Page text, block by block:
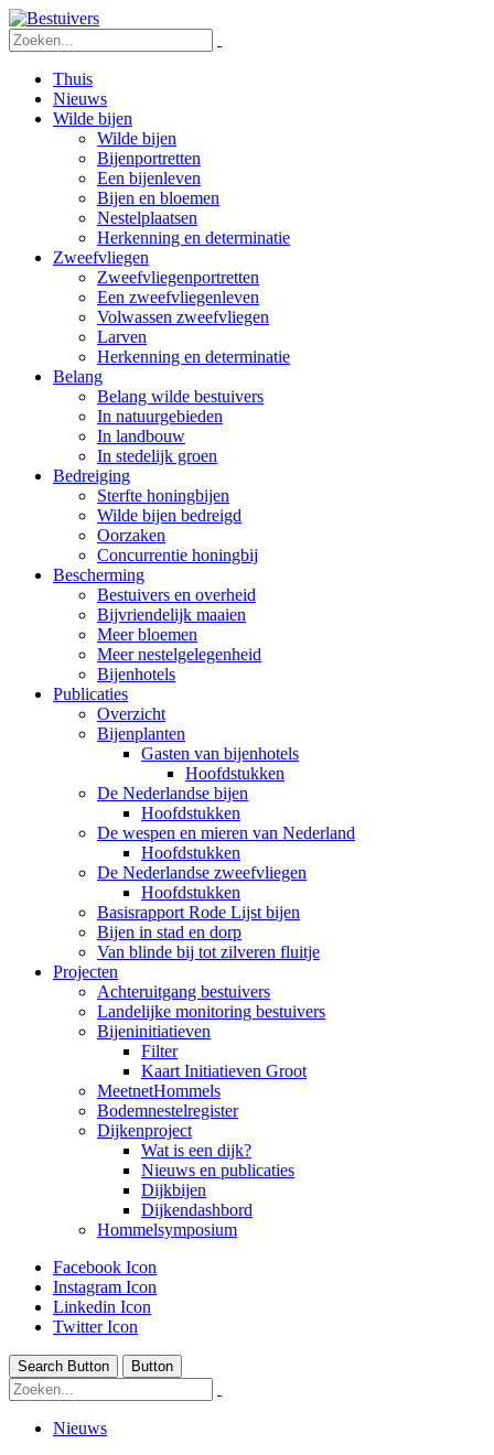
Thuis
Nieuws
Wilde bijen
Wilde bijen
Bijenportretten
Een bijenleven
Bijen en bloemen
Nestelplaatsen
Herkenning en determinatie
Zweefvliegen
Zweefvliegenportretten
Een zweefvliegenleven
Volwassen zweefvliegen
Larven
Herkenning en determinatie
Belang
Belang wilde bestuivers
In natuurgebieden
In landbouw
In stedelijk groen
Bedreiging
Sterfte honingbijen
Wilde bijen bedreigd
Oorzaken
Concurrentie honingbij
Bescherming
Bestuivers en overheid
Bijvriendelijk maaien
Meer bloemen
Meer nestelgelegenheid
Bijenhotels
Publicaties
Overzicht
Bijenplanten
Gasten van bijenhotels
Hoofdstukken
De Nederlandse bijen
Hoofdstukken
De wespen en mieren van Nederland
Hoofdstukken
De Nederlandse zweefvliegen
Hoofdstukken
Basisrapport Rode Lijst bijen
Bijen in stad en dorp
Van blinde bij tot zilveren fluitje
Projecten
Achteruitgang bestuivers
Landelijke monitoring bestuivers
Bijeninitiatieven
Filter
Kaart Initiatieven Groot
MeetnetHommels
Bodemnestelregister
Dijkenproject
Wat is een dijk?
Nieuws en publicaties
Dijkbijen
Dijkendashbord
Hommelsymposium
Facebook Icon
Instagram Icon
Linkedin Icon
Twitter Icon
Search Button Button
Nieuws